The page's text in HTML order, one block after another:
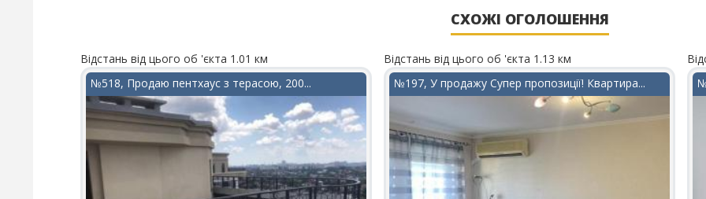
СХОЖІ ОГОЛОШЕННЯ
Відстань від цього об 'єкта 1.01 км
№518, Продаю пентхаус з терасою, 200...
Відстань від цього об 'єкта 1.13 км
№197, У продажу Супер пропозиції! Квартира...